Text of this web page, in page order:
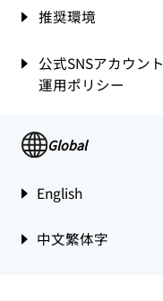
推奨環境
公式SNSアカウント
運用ポリシー
Global
English
中文繁体字